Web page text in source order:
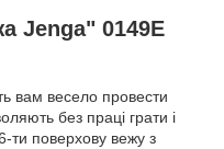
Jenga" 0149E
вам весело провести
без праці грати і
ти поверхову вежу з